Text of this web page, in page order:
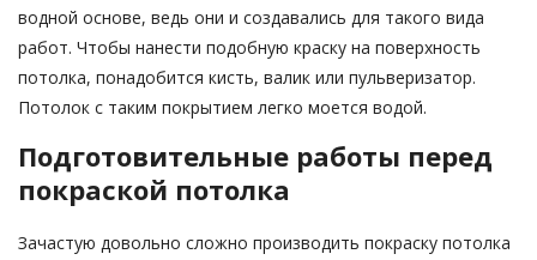
водной основе, ведь они и создавались для такого вида
работ. Чтобы нанести подобную краску на поверхность
потолка, понадобится кисть, валик или пульверизатор.
Потолок с таким покрытием легко моется водой.
Подготовительные работы перед
покраской потолка
Зачастую довольно сложно производить покраску потолка